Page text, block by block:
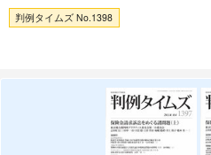
判例タイムズ No.1398